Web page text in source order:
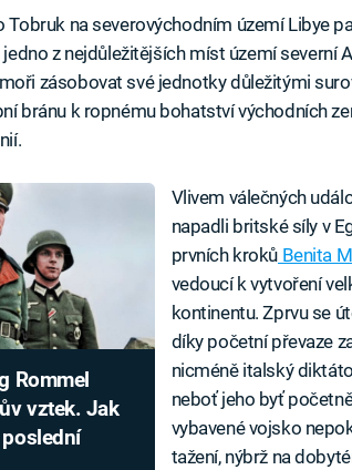
Tobruk na severovýchodním území Libye
z nejdůležitějších míst území severní
zásobovat své jednotky důležitými
bránu k ropnému bohatství východních
Rommel
vztek. Jak
Vlivem válečných
napadli britské síly v
prvních kroků Benita
vedoucí k vytvoření
kontinentu. Zprvu se
díky početní převaze
nicméně italský
neboť jeho byť
vybavené vojsko
tažení, nýbrž na